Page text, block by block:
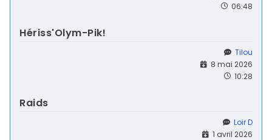
06:48
Hériss'Olym-Pik!
Tilou
8 mai 2026
10:28
Raids
Loir D
1 avril 2026